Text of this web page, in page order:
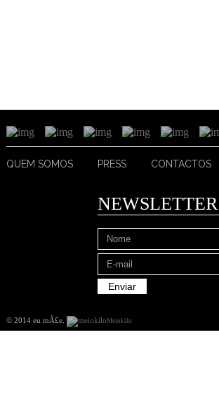
QUEM SOMOS PRESS CONTACTOS
NEWSLETTER
© 2014 eu mÃ£e. Meiokilo